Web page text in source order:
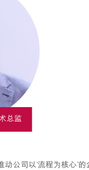
总监
公司以‘流程为核心’